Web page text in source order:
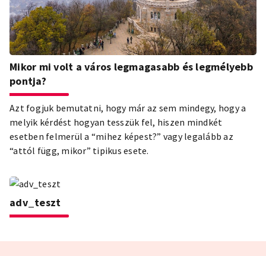
Mikor mi volt a város legmagasabb és legmélyebb
pontja?
Azt fogjuk bemutatni, hogy már az sem mindegy, hogy a
melyik kérdést hogyan tesszük fel, hiszen mindkét
esetben felmerül a “mihez képest?” vagy legalább az
“attól függ, mikor” tipikus esete.
adv_teszt